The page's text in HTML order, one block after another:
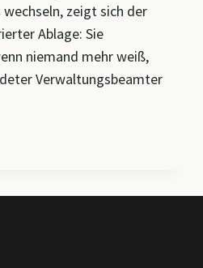
zeigt sich der
Ablage: Sie
niemand mehr weiß,
Verwaltungsbeamter